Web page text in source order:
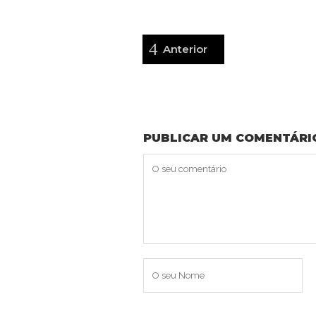
Anterior
PUBLICAR UM